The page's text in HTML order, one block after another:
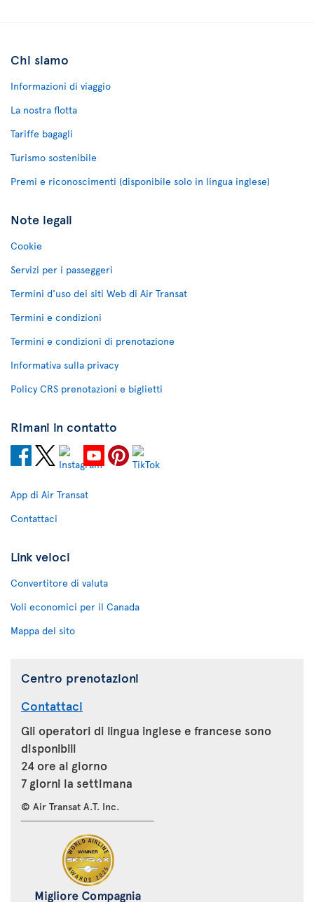
Chi siamo
Informazioni di viaggio
La nostra flotta
Tariffe bagagli
Turismo sostenibile
Premi e riconoscimenti (disponibile solo in lingua inglese)
Note legali
Cookie
Servizi per i passeggeri
Termini d'uso dei siti Web di Air Transat
Termini e condizioni
Termini e condizioni di prenotazione
Informativa sulla privacy
Policy CRS prenotazioni e biglietti
Rimani in contatto
App di Air Transat
Contattaci
Link veloci
Convertitore di valuta
Voli economici per il Canada
Mappa del sito
Centro prenotazioni
Contattaci
Gli operatori di lingua inglese e francese sono
disponibili
24 ore al giorno
7 giorni la settimana
© Air Transat A.T. Inc.